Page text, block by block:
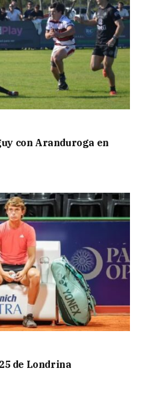
con Aranduroga en
de Londrina